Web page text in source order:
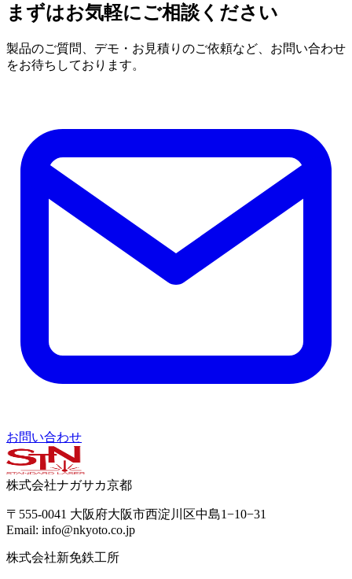
まずはお気軽にご相談ください
製品のご質問、デモ・お見積りのご依頼など、お問い合わせ
をお待ちしております。
お問い合わせ
株式会社ナガサカ京都
〒555-0041 大阪府大阪市西淀川区中島1−10−31
Email: info@nkyoto.co.jp
株式会社新免鉄工所